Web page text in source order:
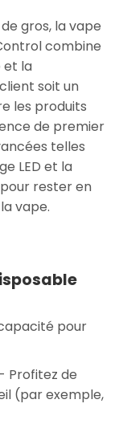
gros, la vape
combine
et la
soit un
les produits
de premier
telles
LED et la
rester en
vape.
pour
Profitez de
(par exemple,